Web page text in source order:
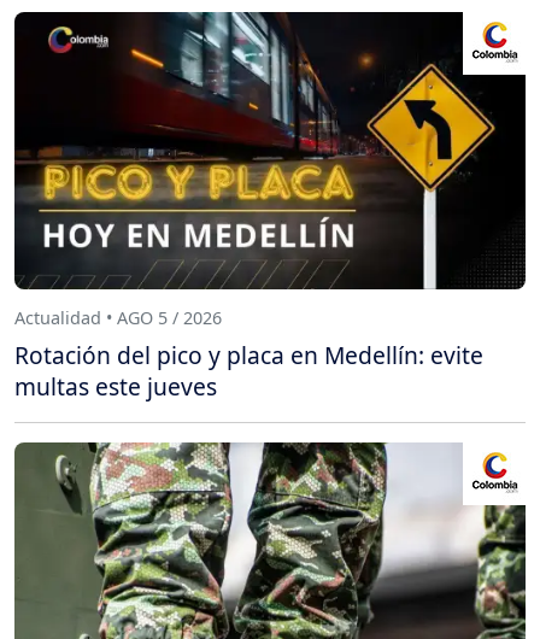
Actualidad • AGO 5 / 2026
Rotación del pico y placa en Medellín: evite
multas este jueves